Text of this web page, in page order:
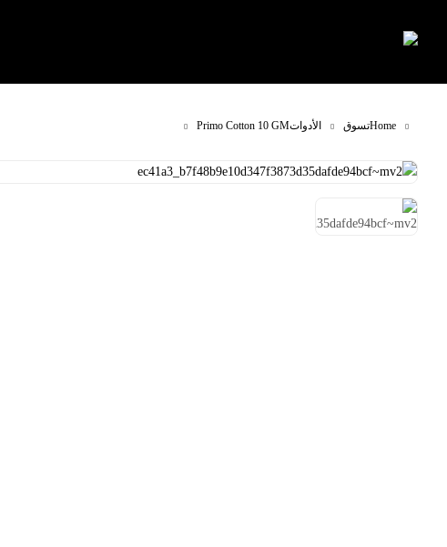
Homeتسوق الأدواتPrimo Cotton 10 GM